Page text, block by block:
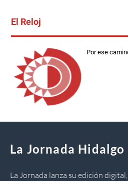
El Reloj
Por ese
La Jornada Hidalgo
La Jornada lanza su edición